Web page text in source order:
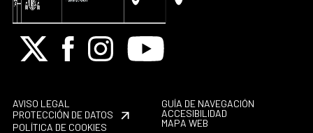
X FacebookInstagramYoutube
AVISO LEGAL
PROTECCIÓN DE DATOS
POLÍTICA DE COOKIES
GUÍA DE NAVEGACIÓN
ACCESIBILIDAD
MAPA WEB